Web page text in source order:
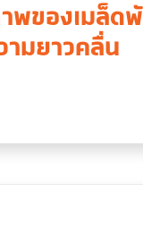
าพของเมล็ด
มยาวคลื่น